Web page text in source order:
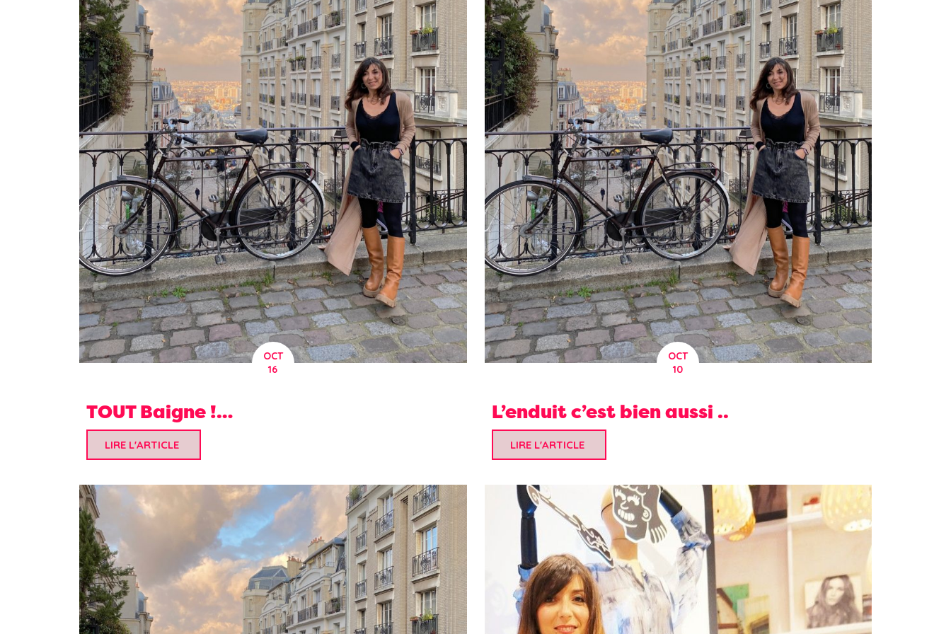
OCT
16
TOUT Baigne !…
LIRE L'ARTICLE
OCT
10
L’enduit c’est bien aussi ..
LIRE L'ARTICLE